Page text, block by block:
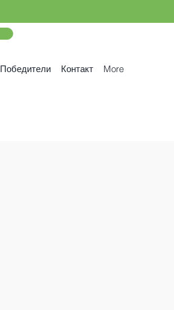
Победители Контакт More